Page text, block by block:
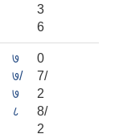
3
6
७
७/
७
८
0
7/
2
8/
2